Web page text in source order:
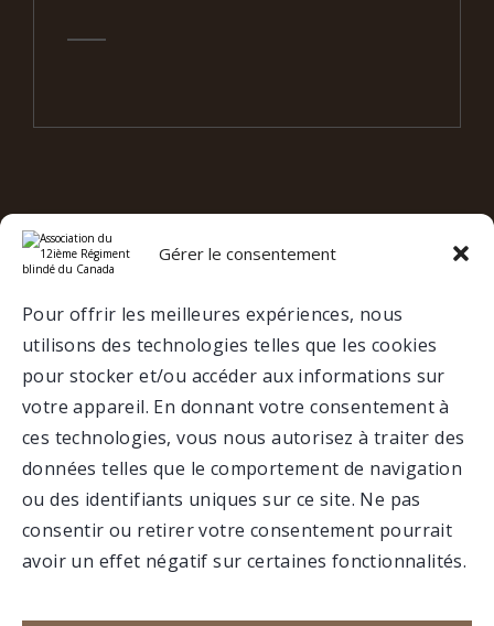
Gérer le consentement
Pour offrir les meilleures expériences, nous
utilisons des technologies telles que les cookies
pour stocker et/ou accéder aux informations sur
votre appareil. En donnant votre consentement à
ces technologies, vous nous autorisez à traiter des
données telles que le comportement de navigation
ou des identifiants uniques sur ce site. Ne pas
consentir ou retirer votre consentement pourrait
avoir un effet négatif sur certaines fonctionnalités.
12eRBC SUR LES RÉSEAUX
VALCARTIER
MUSÉE
Faire un don Portail membre